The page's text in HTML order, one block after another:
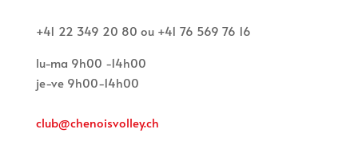
+41 22 349 20 80 ou +41 76 569 76 16
lu-ma 9h00 -14h00
je-ve 9h00-14h00
club@chenoisvolley.ch